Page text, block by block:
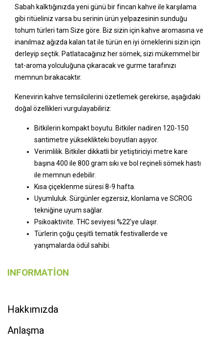
Sabah kalktığınızda yeni günü bir fincan kahve ile karşılama
gibi ritüeliniz varsa bu serinin ürün yelpazesinin sunduğu
tohum türleri tam Size göre. Biz sizin için kahve aromasına ve
inanılmaz ağızda kalan tat ile türün en iyi örneklerini sizin için
derleyip seçtik. Patlatacağınız her sömek, sizi mükemmel bir
tat-aroma yolculuğuna çıkaracak ve gurme tarafınızı
memnun bırakacaktır.
Kenevirin kahve temsilcilerini özetlemek gerekirse, aşağıdaki
doğal özellikleri vurgulayabiliriz:
Bitkilerin kompakt boyutu. Bitkiler nadiren 120-150
santimetre yükseklikteki boyutları aşıyor.
Verimlilik. Bitkiler dikkatli bir yetiştiriciyi metre kare
başına 400 ile 800 gram sıkı ve bol reçineli sömek hastı
ile memnun edebilir.
Kısa çiçeklenme süresi 8-9 hafta.
Uyumluluk. Sürgünler egzersiz, klonlama ve SCROG
tekniğine uyum sağlar.
Psikoaktivite. THC seviyesi %22’ye ulaşır.
Türlerin çoğu çeşitli tematik festivallerde ve
yarışmalarda ödül sahibi.
INFORMATION
Hakkımızda
Anlaşma